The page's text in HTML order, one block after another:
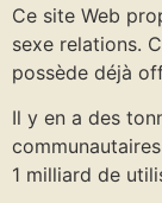
Ce site Web
sexe relations.
possède déjà
Il y en a des
1 milliard de